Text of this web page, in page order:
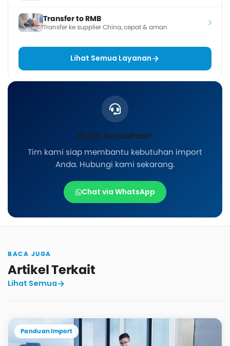
Transfer to RMB
Transfer ke supplier China, cepat & aman
Lihat Semua Layanan
Butuh Konsultasi?
Tim kami siap membantu kebutuhan import
Anda. Hubungi kami sekarang.
Chat via WhatsApp
BACA JUGA
Artikel Terkait
Lihat Semua
Panduan Import